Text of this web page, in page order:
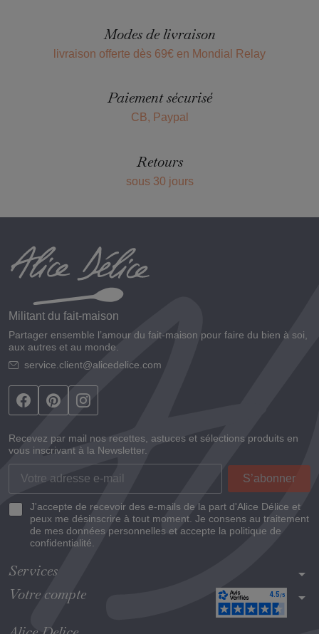
Modes de livraison
livraison offerte dès 69€ en Mondial Relay
Paiement sécurisé
CB, Paypal
Retours
sous 30 jours
Militant du fait-maison
Partager ensemble l’amour du fait-maison pour faire du bien à soi,
aux autres et au monde.
service.client@alicedelice.com
Recevez par mail nos recettes, astuces et sélections produits en
vous inscrivant à la Newsletter.
J'accepte de recevoir des e-mails de la part d'Alice Délice et
peux me désinscrire à tout moment. Je consens au traitement
de mes données personnelles et accepte la politique de
confidentialité.
Services arrow_drop_down
Votre compte arrow_drop_down